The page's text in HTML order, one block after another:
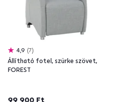
4,9 7
Állítható fotel, szürke szövet,
FOREST
99 900 Ft